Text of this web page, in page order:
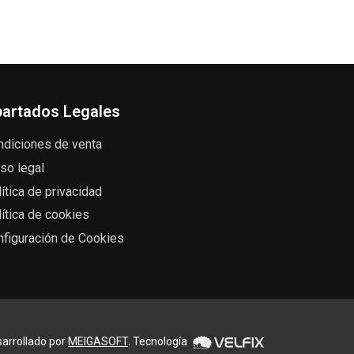
Legales
de venta
legal
de privacidad
de cookies
de Cookies
por MEIGASOFT. Tecnología